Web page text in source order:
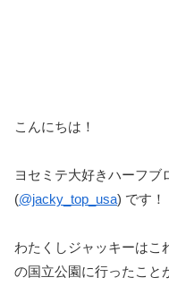
こんにちは！
ヨセミテ大好きハーフブ
(@jacky_top_usa) です！
わたくしジャッキーはこ
の国立公園に行ったこと